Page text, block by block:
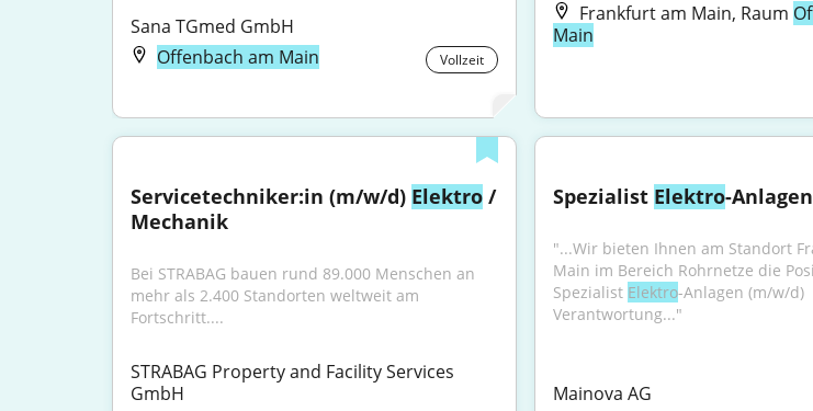
Sana TGmed GmbH
Offenbach am Main
Vollzeit
Frankfurt am Main, Raum
Main
Servicetechniker:in (m/w/d) Elektro /
Mechanik
Bei STRABAG bauen rund 89.000 Menschen an
mehr als 2.400 Standorten weltweit am
Fortschritt....
STRABAG Property and Facility Services
GmbH
Spezialist Elektro-
"...Wir bieten Ihnen am Standort
Main im Bereich Rohrnetze die
Spezialist Elektro-Anlagen (m/w/d)
Verantwortung..."
Mainova AG